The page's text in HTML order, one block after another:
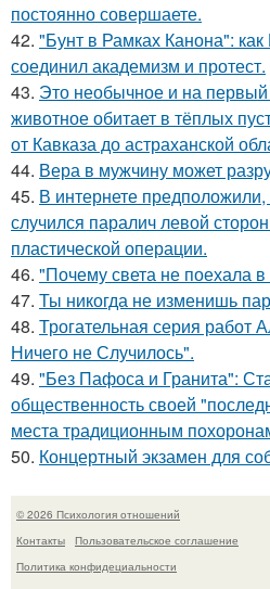
постоянно совершаете.
42. "Бунт в Рамках Канона": как
соединил академизм и протест.
43. Это необычное и на
животное обитает в тёплых
от Кавказа до астраханской
44. Вера в мужчину может
45. В интернете
случился паралич левой
пластической операции.
46. "Почему света не поехала
47. Ты никогда не изменишь
48. Трогательная серия работ
Ничего не Случилось".
49. "Без Пафоса и Гранита":
общественность своей
места традиционным
50. Концертный экзамен для
© 2026 Психология отношений
Контакты
Пользовательское соглашение
Политика конфидециальности